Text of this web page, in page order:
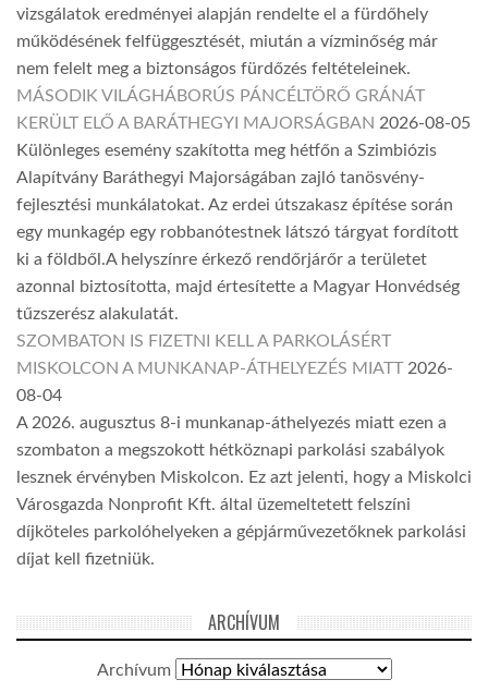
vizsgálatok eredményei alapján rendelte el a fürdőhely
működésének felfüggesztését, miután a vízminőség már
nem felelt meg a biztonságos fürdőzés feltételeinek.
MÁSODIK VILÁGHÁBORÚS PÁNCÉLTÖRŐ GRÁNÁT
KERÜLT ELŐ A BARÁTHEGYI MAJORSÁGBAN 2026-08-05
Különleges esemény szakította meg hétfőn a Szimbiózis
Alapítvány Baráthegyi Majorságában zajló tanösvény-
fejlesztési munkálatokat. Az erdei útszakasz építése során
egy munkagép egy robbanótestnek látszó tárgyat fordított
ki a földből.A helyszínre érkező rendőrjárőr a területet
azonnal biztosította, majd értesítette a Magyar Honvédség
tűzszerész alakulatát.
SZOMBATON IS FIZETNI KELL A PARKOLÁSÉRT
MISKOLCON A MUNKANAP-ÁTHELYEZÉS MIATT 2026-
08-04
A 2026. augusztus 8-i munkanap-áthelyezés miatt ezen a
szombaton a megszokott hétköznapi parkolási szabályok
lesznek érvényben Miskolcon. Ez azt jelenti, hogy a Miskolci
Városgazda Nonprofit Kft. által üzemeltetett felszíni
díjköteles parkolóhelyeken a gépjárművezetőknek parkolási
díjat kell fizetniük.
ARCHÍVUM
Archívum